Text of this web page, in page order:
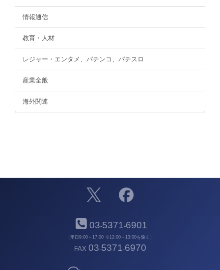
情報通信
教育・人材
レジャー・エンタメ、パチンコ、パチスロ
産業全般
海外関連
03-5371-6901
（平日9:00～17:00 ※12:00～13:00を除く）
FAX 03-5371-6970